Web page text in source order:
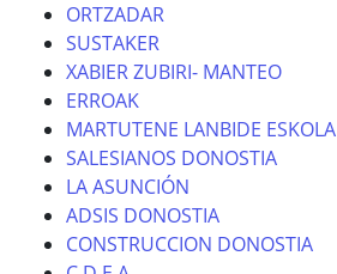
ORTZADAR
SUSTAKER
XABIER ZUBIRI- MANTEO
ERROAK
MARTUTENE LANBIDE ESKOLA
SALESIANOS DONOSTIA
LA ASUNCIÓN
ADSIS DONOSTIA
CONSTRUCCION DONOSTIA